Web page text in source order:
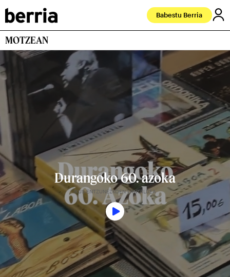
Babestu Berria
MOTZEAN
Durangoko 60. azoka
IKUS-ENTZUNEZKOEN LANTALDEA